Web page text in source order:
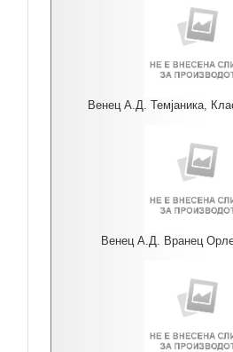
Венец А.Д. Темјаника,
Венец А.Д. Вранец